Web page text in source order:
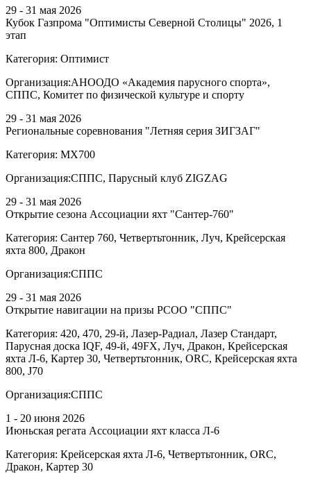
29 - 31 мая 2026
Кубок Газпрома "Оптимисты Северной Столицы" 2026, 1
этап
Категория: Оптимист
Организация:АНООДО «Академия парусного спорта»,
СППС, Комитет по физической культуре и спорту
29 - 31 мая 2026
Региональные соревнования "Летняя серия ЗИГЗАГ"
Категория: МХ700
Организация:СППС, Парусный клуб ZIGZAG
29 - 31 мая 2026
Открытие сезона Ассоциации яхт "Сантер-760"
Категория: Сантер 760, Четвертьтонник, Луч, Крейсерская
яхта 800, Дракон
Организация:СППС
29 - 31 мая 2026
Открытие навигации на призы РСОО "СППС"
Категория: 420, 470, 29-й, Лазер-Радиал, Лазер Стандарт,
Парусная доска IQF, 49-й, 49FX, Луч, Дракон, Крейсерская
яхта Л-6, Картер 30, Четвертьтонник, ORC, Крейсерская яхта
800, J70
Организация:СППС
1 - 20 июня 2026
Июньская регата Ассоциации яхт класса Л-6
Категория: Крейсерская яхта Л-6, Четвертьтонник, ORC,
Дракон, Картер 30